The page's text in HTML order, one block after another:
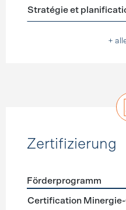
Stratégie et
+
Zertifizierung
Förderprogramme
Förderprogramm
Certification